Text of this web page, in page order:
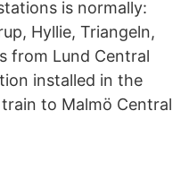
is normally:
Hyllie, Triangeln,
from Lund Central
installed in the
to Malmö Central